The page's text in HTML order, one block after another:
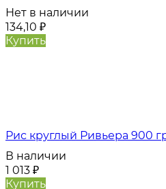
Нет в наличии
134,10 ₽
Купить
Рис круглый Ривьера 900
В наличии
1 013 ₽
Купить